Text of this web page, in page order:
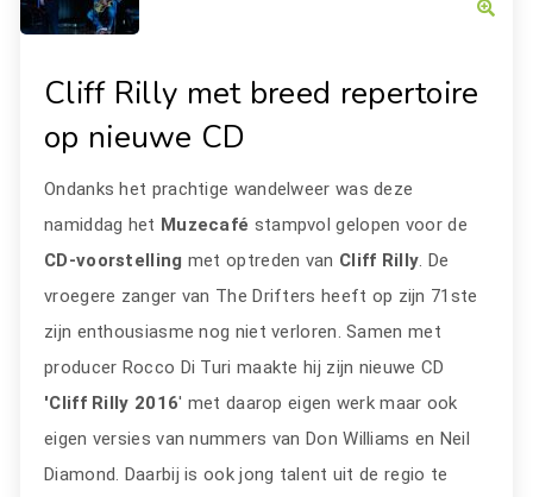
Cliff Rilly met breed repertoire
op nieuwe CD
Ondanks het prachtige wandelweer was deze
namiddag het Muzecafé stampvol gelopen voor de
CD-voorstelling met optreden van Cliff Rilly . De
vroegere zanger van The Drifters heeft op zijn 71ste
zijn enthousiasme nog niet verloren. Samen met
producer Rocco Di Turi maakte hij zijn nieuwe CD
'Cliff Rilly 2016' met daarop eigen werk maar ook
eigen versies van nummers van Don Williams en Neil
Diamond. Daarbij is ook jong talent uit de regio te